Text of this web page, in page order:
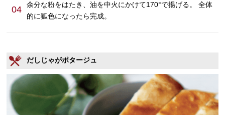
04
余分な粉をはたき、油を中火にかけて170°で揚げる。 全体
的に狐色になったら完成。
だしじゃがポタージュ